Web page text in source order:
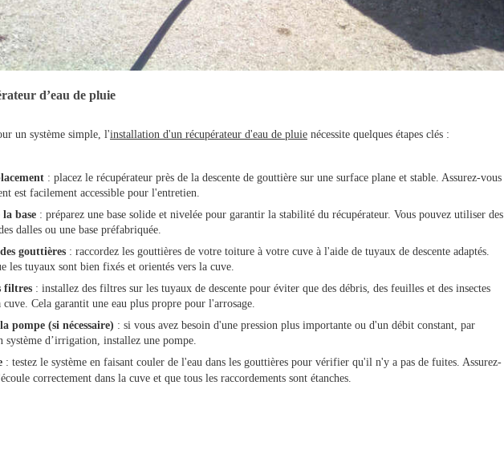
d’eau de pluie
un système simple, l'installation d'un récupérateur d'eau de pluie nécessite quelques étapes clés :
: placez le récupérateur près de la descente de gouttière sur une surface plane et stable. Assurez-vous
est facilement accessible pour l'entretien.
base : préparez une base solide et nivelée pour garantir la stabilité du récupérateur. Vous pouvez utiliser des
dalles ou une base préfabriquée.
gouttières : raccordez les gouttières de votre toiture à votre cuve à l'aide de tuyaux de descente adaptés.
les tuyaux sont bien fixés et orientés vers la cuve.
filtres : installez des filtres sur les tuyaux de descente pour éviter que des débris, des feuilles et des insectes
cuve. Cela garantit une eau plus propre pour l'arrosage.
pompe (si nécessaire) : si vous avez besoin d'une pression plus importante ou d'un débit constant, par
système d’irrigation, installez une pompe.
: testez le système en faisant couler de l'eau dans les gouttières pour vérifier qu'il n'y a pas de fuites. Assurez-
correctement dans la cuve et que tous les raccordements sont étanches.